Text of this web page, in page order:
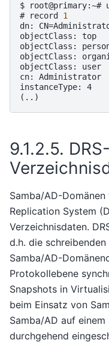
$ root@primary:~#
# record
1
dn:
objectClass: top
objectClass:
objectClass:
objectClass: user
cn: Administrator
instanceType: 4
(..)
9.1.2.5.
Samba/AD-
Replication System
Verzeichnisdaten.
d.h. die
Samba/AD-
Protokollebene
Snapshots in
beim Einsatz von
Samba/AD auf
durchgehend